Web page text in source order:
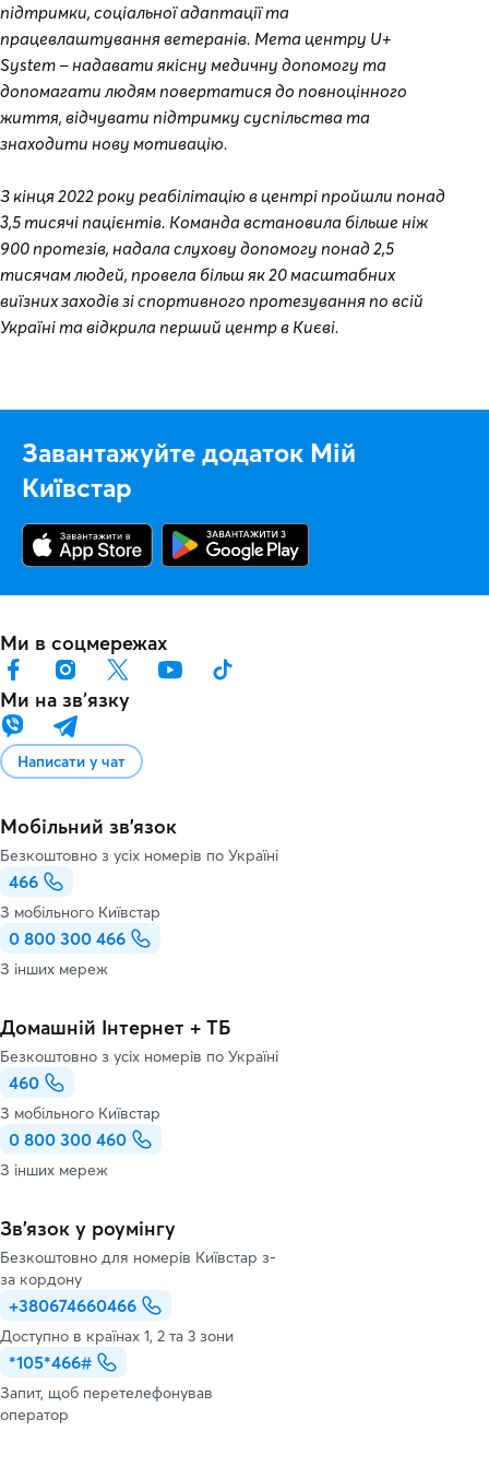
підтримки, соціальної адаптації та
працевлаштування ветеранів. Мета центру U+
System – надавати якісну медичну допомогу та
допомагати людям повертатися до повноцінного
життя, відчувати підтримку суспільства та
знаходити нову мотивацію.
З кінця 2022 року реабілітацію в центрі пройшли понад
3,5 тисячі пацієнтів. Команда встановила більше ніж
900 протезів, надала слухову допомогу понад 2,5
тисячам людей, провела більш як 20 масштабних
виїзних заходів зі спортивного протезування по всій
Україні та відкрила перший центр в Києві.
Завантажуйте додаток Мій
Київстар
Ми в соцмережах
Ми на звʼязку
Написати у чат
Мобільний зв'язок
Безкоштовно з усіх номерів по Україні
466
З мобільного Київстар
0 800 300 466
З інших мереж
Домашній Інтернет + ТБ
Безкоштовно з усіх номерів по Україні
460
З мобільного Київстар
0 800 300 460
З інших мереж
Зв’язок у роумінгу
Безкоштовно для номерів Київстар з-
за кордону
+380674660466
Доступно в країнах 1, 2 та 3 зони
*105*466#
Запит, щоб перетелефонував
оператор